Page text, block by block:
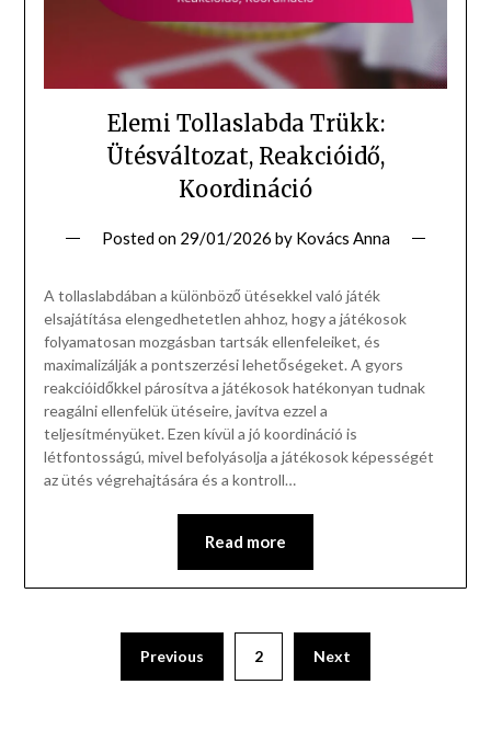
Elemi Tollaslabda Trükk:
Ütésváltozat, Reakcióidő,
Koordináció
Posted on 29/01/2026 by Kovács Anna
A tollaslabdában a különböző ütésekkel való játék
elsajátítása elengedhetetlen ahhoz, hogy a játékosok
folyamatosan mozgásban tartsák ellenfeleiket, és
maximalizálják a pontszerzési lehetőségeket. A gyors
reakcióidőkkel párosítva a játékosok hatékonyan tudnak
reagálni ellenfelük ütéseire, javítva ezzel a
teljesítményüket. Ezen kívül a jó koordináció is
létfontosságú, mivel befolyásolja a játékosok képességét
az ütés végrehajtására és a kontroll…
Read more
pagination
Previous 2 Next